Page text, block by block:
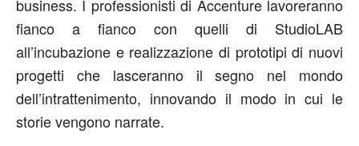
business. I professionisti di Accenture lavoreranno
fianco a fianco con quelli di StudioLAB
all’incubazione e realizzazione di prototipi di nuovi
progetti che lasceranno il segno nel mondo
dell’intrattenimento, innovando il modo in cui le
storie vengono narrate.